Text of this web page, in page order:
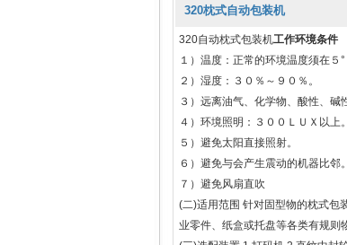
320枕式自动包装机
320自动枕式包装机工作环境条件
１）温度：正常的环境温度须在５°
２）湿度：３０％～９０％。
３）远离油气、化学物、酸性、碱
４）环境照明：３００ＬＵＸ以上。
５）避免太阳直接照射。
６）避免与会产生震动的机器比邻。
７）避免风扇直吹
(二)适用范围 针对固型物的枕式包
业零件、纸盒或托盘等各类有规则